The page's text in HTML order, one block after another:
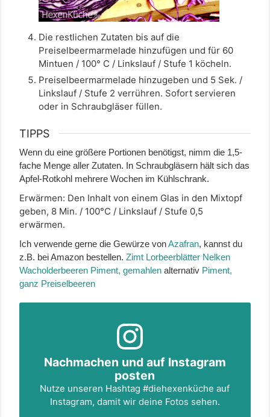
Die restlichen Zutaten bis auf die
Preiselbeermarmelade hinzufügen und für 60
Mintuen / 100° C / Linkslauf / Stufe 1 köcheln.
Preiselbeermarmelade hinzugeben und 5 Sek. /
Linkslauf / Stufe 2 verrühren. Sofort servieren
oder in Schraubgläser füllen.
TIPPS
Wenn du eine größere Portionen benötigst, nimm die 1,5-
fache Menge aller Zutaten. In Schraubgläsern hält sich das
Apfel-Rotkohl mehrere Wochen im Kühlschrank.
Erwärmen: Den Inhalt von einem Glas in den Mixtopf
geben, 8 Min. / 100°C / Linkslauf / Stufe 0,5
erwärmen.
Ich verwende gerne die Gewürze vonAzafran, kannst du
z.B. bei Amazon bestellen. Zimt Lorbeerblätter Nelken
Wacholderbeeren Piment, gemahlen alternativ Piment,
ganz Preiselbeeren
Nachmachen und auf Instagram
posten
Nutze unseren Hashtag#diehexenküche auf
Instagram, damit wir deine Fotos sehen.